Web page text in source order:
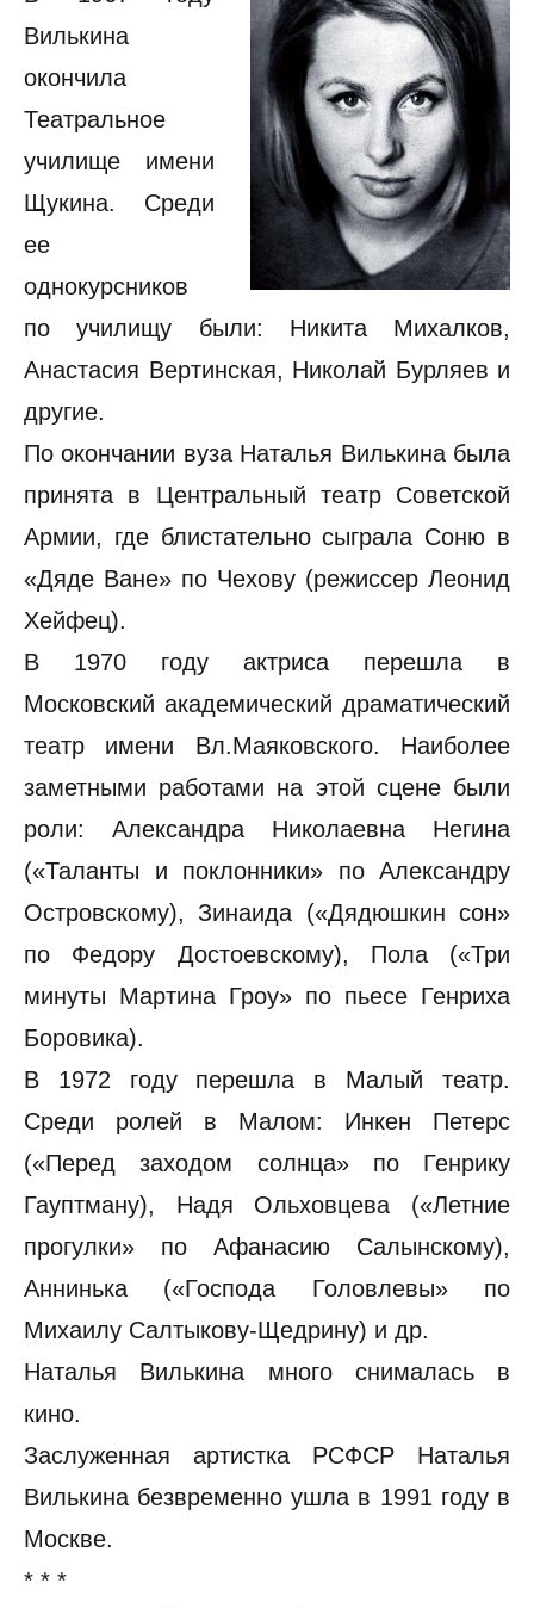
Вилькина
окончила
Театральное
училище имени
Щукина. Среди
ее
однокурсников
по училищу были: Никита Михалков,
Анастасия Вертинская, Николай Бурляев и
другие.
По окончании вуза Наталья Вилькина была
принята в Центральный театр Советской
Армии, где блистательно сыграла Соню в
«Дяде Ване» по Чехову (режиссер Леонид
Хейфец).
В 1970 году актриса перешла в
Московский академический драматический
театр имени Вл.Маяковского. Наиболее
заметными работами на этой сцене были
роли: Александра Николаевна Негина
(«Таланты и поклонники» по Александру
Островскому), Зинаида («Дядюшкин сон»
по Федору Достоевскому), Пола («Три
минуты Мартина Гроу» по пьесе Генриха
Боровика).
В 1972 году перешла в Малый театр.
Среди ролей в Малом: Инкен Петерс
(«Перед заходом солнца» по Генрику
Гауптману), Надя Ольховцева («Летние
прогулки» по Афанасию Салынскому),
Аннинька («Господа Головлевы» по
Михаилу Салтыкову-Щедрину) и др.
Наталья Вилькина много снималась в
кино.
Заслуженная артистка РСФСР Наталья
Вилькина безвременно ушла в 1991 году в
Москве.
* * *